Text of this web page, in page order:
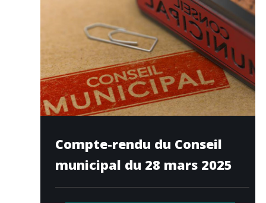
Compte-rendu du Conseil
municipal du 28 mars 2025